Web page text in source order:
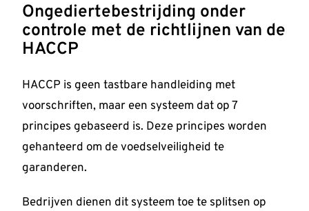
Ongediertebestrijding onder
controle met de richtlijnen van de
HACCP
HACCP is geen tastbare handleiding met
voorschriften, maar een systeem dat op 7
principes gebaseerd is. Deze principes worden
gehanteerd om de voedselveiligheid te
garanderen.
Bedrijven dienen dit systeem toe te splitsen op